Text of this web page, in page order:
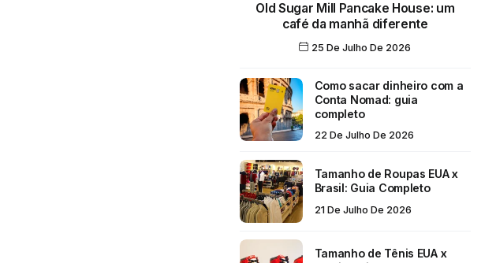
Old Sugar Mill Pancake House: um
café da manhã diferente
25 De Julho De 2026
Como sacar dinheiro com a
Conta Nomad: guia
completo
22 De Julho De 2026
Tamanho de Roupas EUA x
Brasil: Guia Completo
21 De Julho De 2026
Tamanho de Tênis EUA x